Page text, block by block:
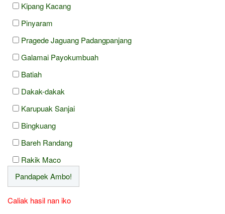
Kipang Kacang
Pinyaram
Pragede Jaguang Padangpanjang
Galamai Payokumbuah
Batiah
Dakak-dakak
Karupuak Sanjai
Bingkuang
Bareh Randang
Rakik Maco
Caliak hasil nan iko